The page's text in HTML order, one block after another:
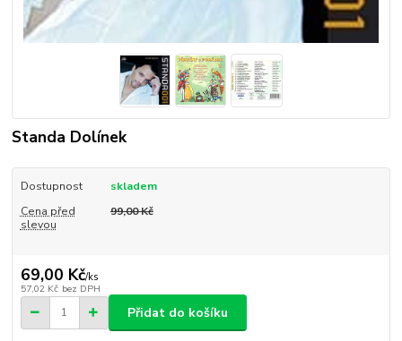
Standa Dolínek
Dostupnost
skladem
Cena před
slevou
99,00 Kč
69,00 Kč/ks
57,02 Kč bez DPH
Přidat do košíku